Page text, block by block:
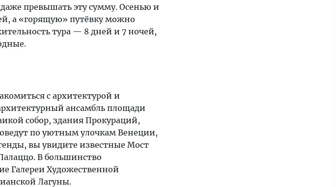
превышать эту сумму. Осенью и
а «горящую» путёвку можно
тура — 8 дней и 7 ночей,
с архитектурой и
ансамбль площади
собор, здания Прокураций,
по уютным улочкам Венеции,
вы увидите известные Мост
В большинство
Галереи Художественной
Лагуны.